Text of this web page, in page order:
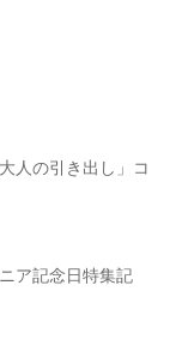
人の引き出し」コ
ア記念日特集記